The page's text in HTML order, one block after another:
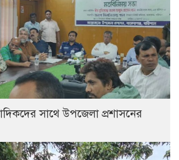
সাথে উপজেলা প্রশাসনের